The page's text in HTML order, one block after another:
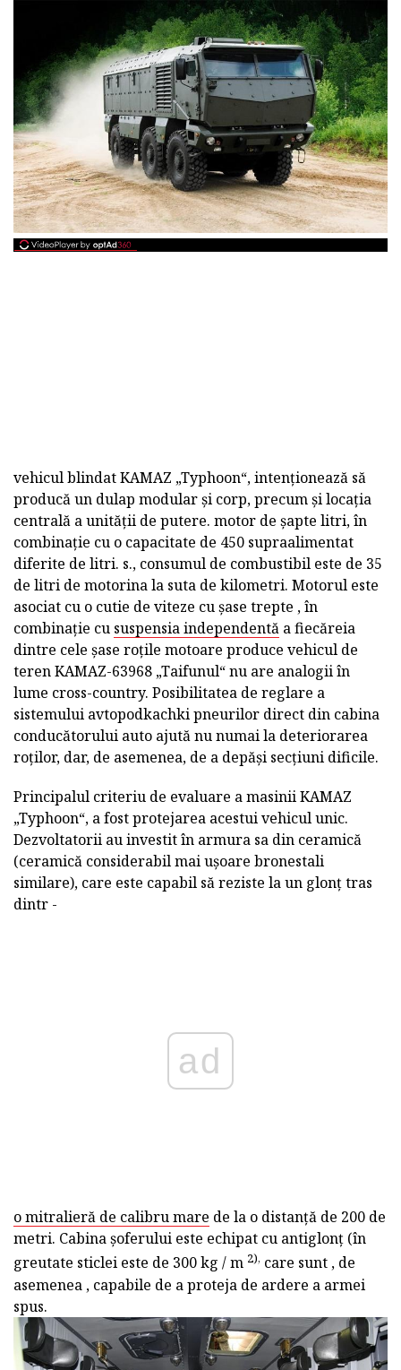
vehicul blindat KAMAZ „Typhoon“, intenționează să
producă un dulap modular și corp, precum și locația
centrală a unității de putere. motor de șapte litri, în
combinație cu o capacitate de 450 supraalimentat
diferite de litri. s., consumul de combustibil este de 35
de litri de motorina la suta de kilometri. Motorul este
asociat cu o cutie de viteze cu șase trepte , în
combinație cu suspensia independentă a fiecăreia
dintre cele șase roțile motoare produce vehicul de
teren KAMAZ-63968 „Taifunul“ nu are analogii în
lume cross-country. Posibilitatea de reglare a
sistemului avtopodkachki pneurilor direct din cabina
conducătorului auto ajută nu numai la deteriorarea
roților, dar, de asemenea, de a depăși secțiuni dificile.
Principalul criteriu de evaluare a masinii KAMAZ
„Typhoon“, a fost protejarea acestui vehicul unic.
Dezvoltatorii au investit în armura sa din ceramică
(ceramică considerabil mai ușoare bronestali
similare), care este capabil să reziste la un glonț tras
dintr -
ad
o mitralieră de calibru mare de la o distanță de 200 de
metri. Cabina șoferului este echipat cu antiglonț (în
greutate sticlei este de 300 kg / m 2), care sunt , de
asemenea , capabile de a proteja de ardere a armei
spus.